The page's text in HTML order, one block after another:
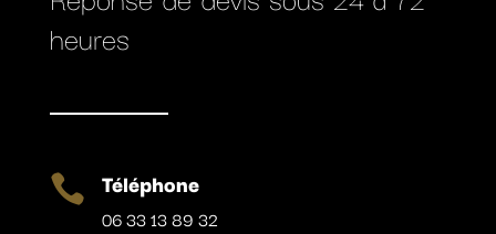
heures
 Téléphone
06 33 13 89 32